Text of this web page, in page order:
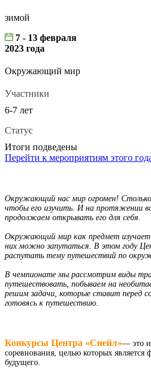
зимой
7 - 13 февраля
2023 года
Окружающий мир
Участники
6-7 лет
Статус
Итоги подведены
Перейти к мероприятиям этого
Окружающий нас мир огромен!
чтобы его изучить. И на протяжении
продолжаем открывать его для себя.
Окружающий мир как предмет
них можно запутаться. В этом году
распутать тему путешествий по
В чемпионате мы рассмотрим виды
путешествовать, побываем на
решим задачи, которые ставит перед
готовясь к путешествию.
Конкурсы Центра «Снейл»— это
соревнования, целью которых является
будущего.